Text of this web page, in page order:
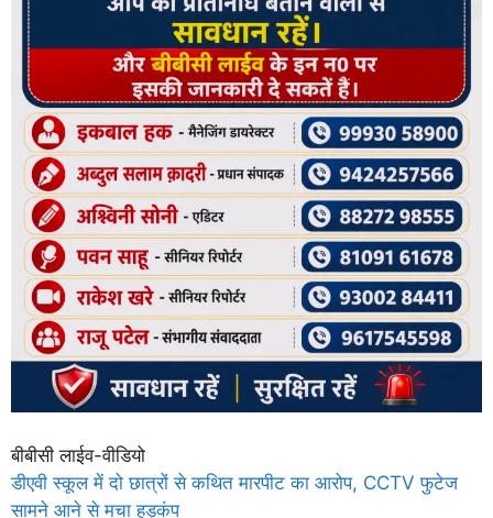
बीबीसी लाईव-वीडियो
डीएवी स्कूल में दो छात्रों से कथित मारपीट का आरोप, CCTV फुटेज
सामने आने से मचा हड़कंप